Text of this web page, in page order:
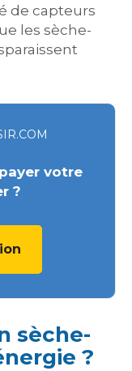
de capteurs
les sèche-
votre
?
sèche-
?